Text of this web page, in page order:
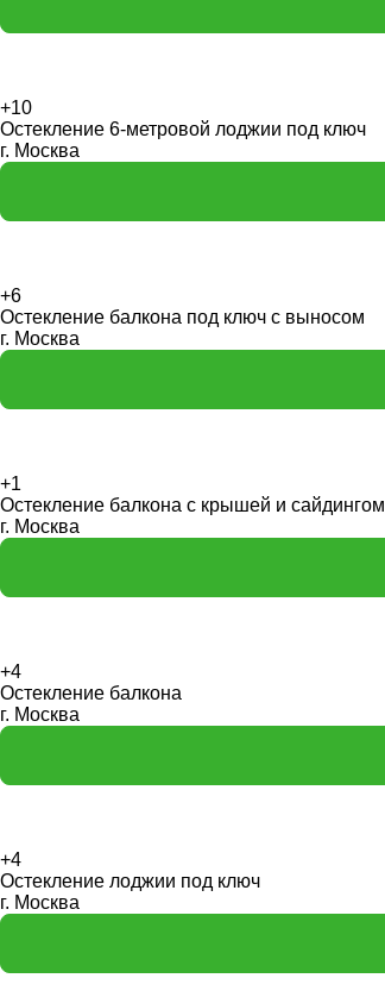
+10
Остекление 6-метровой лоджии под ключ
г. Москва
+6
Остекление балкона под ключ с выносом
г. Москва
+1
Остекление балкона с крышей и сайдингом
г. Москва
+4
Остекление балкона
г. Москва
+4
Остекление лоджии под ключ
г. Москва